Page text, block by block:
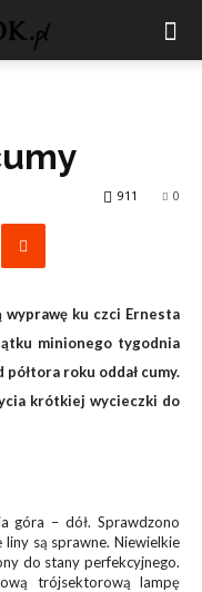
0
911
ku czci Ernesta
minionego tygodnia
roku oddał cumy.
krótkiej wycieczki do
góra – dół. Sprawdzono
liny są sprawne. Niewielkie
do stany perfekcyjnego.
trójsektorową lampę